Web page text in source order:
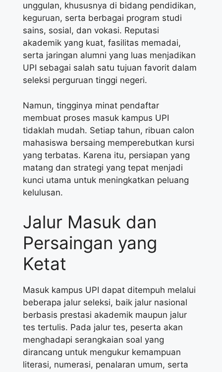
unggulan, khususnya di bidang pendidikan,
keguruan, serta berbagai program studi
sains, sosial, dan vokasi. Reputasi
akademik yang kuat, fasilitas memadai,
serta jaringan alumni yang luas menjadikan
UPI sebagai salah satu tujuan favorit dalam
seleksi perguruan tinggi negeri.
Namun, tingginya minat pendaftar
membuat proses masuk kampus UPI
tidaklah mudah. Setiap tahun, ribuan calon
mahasiswa bersaing memperebutkan kursi
yang terbatas. Karena itu, persiapan yang
matang dan strategi yang tepat menjadi
kunci utama untuk meningkatkan peluang
kelulusan.
Jalur Masuk dan
Persaingan yang
Ketat
Masuk kampus UPI dapat ditempuh melalui
beberapa jalur seleksi, baik jalur nasional
berbasis prestasi akademik maupun jalur
tes tertulis. Pada jalur tes, peserta akan
menghadapi serangkaian soal yang
dirancang untuk mengukur kemampuan
literasi, numerasi, penalaran umum, serta